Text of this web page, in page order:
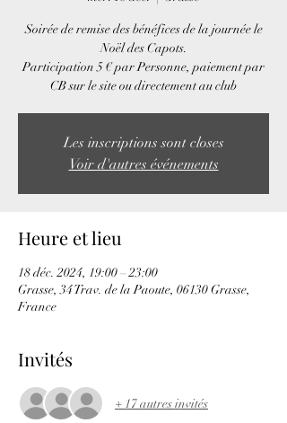
Soirée de remise des bénéfices de la journée le
Noël des Capots.
Participation 5 € par Personne, paiement par
CB sur le site ou directement au club
Les inscriptions sont closes
Voir d'autres événements
Heure et lieu
18 déc. 2024, 19:00 – 23:00
Grasse, 34 Trav. de la Paoute, 06130 Grasse,
France
Invités
+ 17 autres invités